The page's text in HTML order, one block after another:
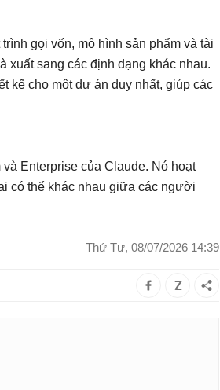
gọi vốn, mô hình sản phẩm và tài
xuất sang các định dạng khác nhau.
kế cho một dự án duy nhất, giúp các
Enterprise của Claude. Nó hoạt
có thể khác nhau giữa các người
Thứ Tư, 08/07/2026 14:39